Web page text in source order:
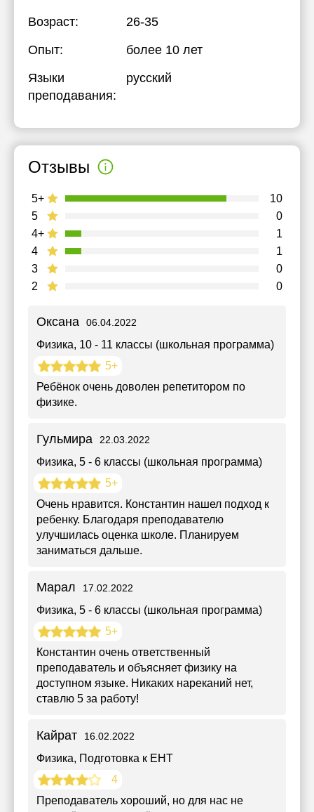
Возраст:
26-35
Опыт:
более 10 лет
Языки
преподавания:
русский
Отзывы
2 0
3 0
4 1
4+ 1
5 0
5+ 10
Оксана 06.04.2022
Физика, 10 - 11 классы (школьная программа)
5+
Ребёнок очень доволен репетитором по
физике.
Гульмира 22.03.2022
Физика, 5 - 6 классы (школьная программа)
5+
Очень нравится. Константин нашел подход к
ребенку. Благодаря преподавателю
улучшилась оценка школе. Планируем
заниматься дальше.
Марал 17.02.2022
Физика, 5 - 6 классы (школьная программа)
5+
Константин очень ответственный
преподаватель и объясняет физику на
доступном языке. Никаких нареканий нет,
ставлю 5 за работу!
Кайрат 16.02.2022
Физика, Подготовка к ЕНТ
4
Преподаватель хороший, но для нас не